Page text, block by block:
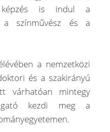
is indul a
a színművész és a
a nemzetközi
és a szakirányú
várhatóan mintegy
kezdi meg a